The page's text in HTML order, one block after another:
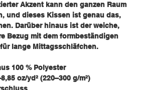
Akzent kann den ganzen Raum
und dieses Kissen ist genau das,
Darüber hinaus ist der weiche,
Bezug mit dem formbeständigen
lange Mittagsschläfchen.
100 % Polyester
oz/yd² (220–300 g/m²)